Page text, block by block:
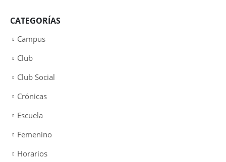
CATEGORÍAS
Campus
Club
Club Social
Crónicas
Escuela
Femenino
Horarios